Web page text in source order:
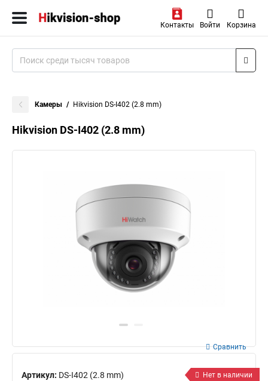
Контакты Войти Корзина
Камеры Hikvision DS-I402 (2.8 mm)
Hikvision DS-I402 (2.8 mm)
Артикул: DS-I402 (2.8 mm)
Сравнить
Нет в наличии